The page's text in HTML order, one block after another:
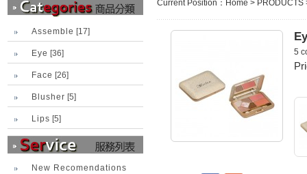
Assemble [17]
Eye [36]
Face [26]
Blusher [5]
Lips [5]
New Recomendations
Current Position： Home > PRODUCTS
5